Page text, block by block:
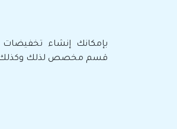
بإمكانك إنشاء تخفيضات
قسم مخصص لذلك وكذلك